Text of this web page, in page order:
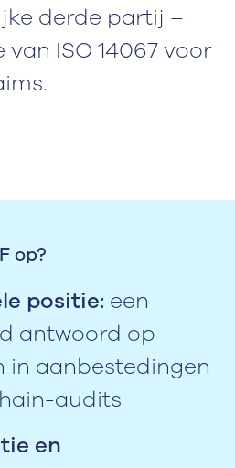
derde partij –
van ISO 14067 voor
op?
positie: een
antwoord op
in aanbestedingen
audits
en